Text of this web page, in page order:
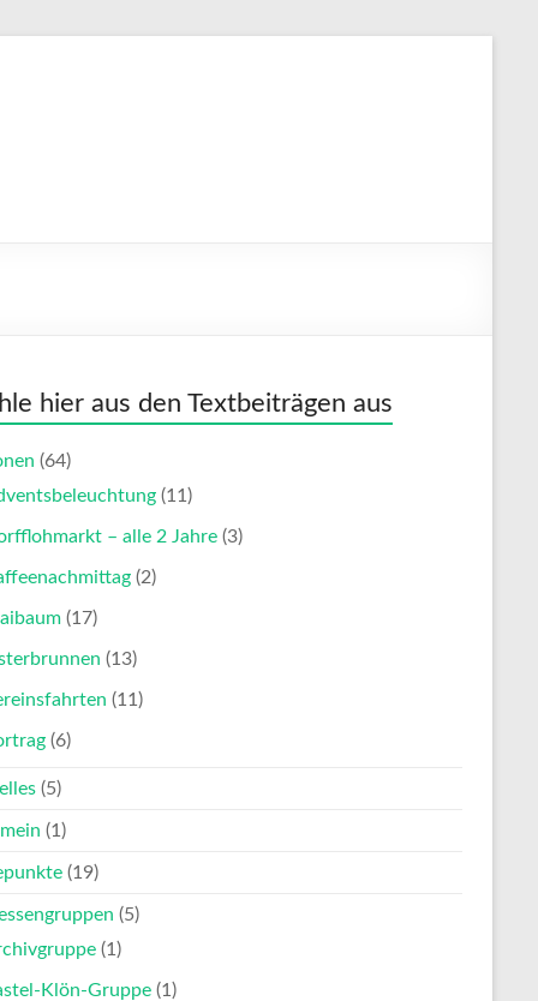
hier aus den Textbeiträgen aus
(64)
(11)
– alle 2 Jahre (3)
(2)
(17)
(13)
(11)
(6)
(5)
(1)
(19)
(5)
(1)
Klön-Gruppe (1)